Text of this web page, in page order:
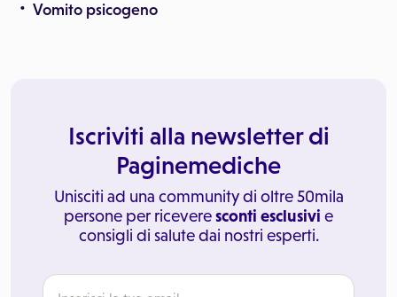
Vomito psicogeno
Iscriviti alla newsletter di
Paginemediche
Unisciti ad una community di oltre 50mila
persone per riceveresconti esclusivi e
consigli di salute dai nostri esperti.